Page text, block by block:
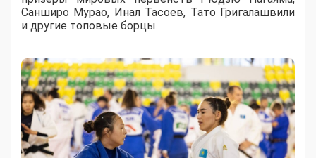
Санширо Мурао, Инал Тасоев, Тато Григалашвили
и другие топовые борцы.